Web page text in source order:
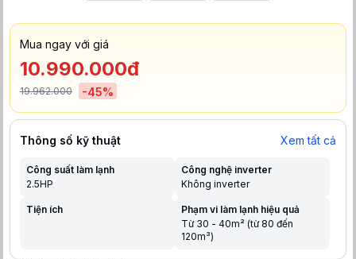
Mua ngay với giá
10.990.000đ
19.962.000 -45%
Thông số kỹ thuật Xem tất cả
Công suất làm lạnh
2.5HP
Công nghệ inverter
Không inverter
Tiện ích
Phạm vi làm lạnh hiệu quả
Từ 30 - 40m² (từ 80 đến
120m³)